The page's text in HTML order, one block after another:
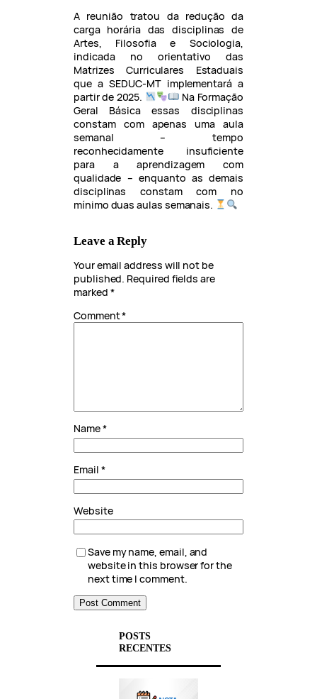
A reunião tratou da redução da
carga horária das disciplinas de
Artes, Filosofia e Sociologia,
indicada no orientativo das
Matrizes Curriculares Estaduais
que a SEDUC-MT implementará a
partir de 2025.
Na Formação
Geral Básica essas disciplinas
constam com apenas uma aula
semanal – tempo
reconhecidamente insuficiente
para a aprendizagem com
qualidade – enquanto as demais
disciplinas constam com no
mínimo duas aulas semanais.
Leave a Reply
Your email address will not be
published. Required fields are
marked *
Comment*
Name*
Email *
Website
Save my name, email, and
website in this browser for the
next time I comment.
POSTS
RECENTES